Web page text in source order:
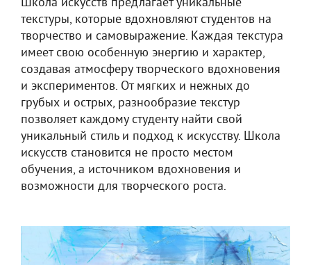
текстуры, которые вдохновляют студентов на
творчество и самовыражение. Каждая текстура
имеет свою особенную энергию и характер,
создавая атмосферу творческого вдохновения
и экспериментов. От мягких и нежных до
грубых и острых, разнообразие текстур
позволяет каждому студенту найти свой
уникальный стиль и подход к искусству. Школа
искусств становится не просто местом
обучения, а источником вдохновения и
возможности для творческого роста.